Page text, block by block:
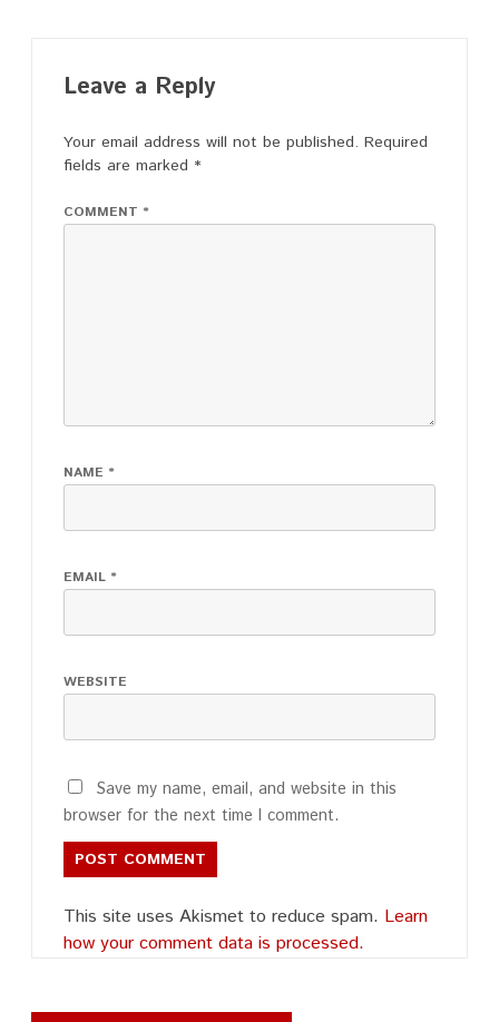
Leave a Reply
Your email address will not be published. Required
fields are marked *
COMMENT *
NAME *
EMAIL *
WEBSITE
Save my name, email, and website in this
browser for the next time I comment.
This site uses Akismet to reduce spam. Learn
how your comment data is processed.